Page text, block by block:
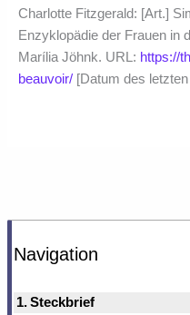
Navigation
Steckbrief
Charlotte Fitzgerald: [Art.]
Enzyklopädie der Frauen in
Marília Jöhnk. URL: https://
beauvoir/[Datum des letzten